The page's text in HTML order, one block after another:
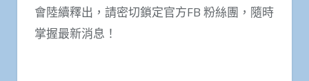
會陸續釋出，請密切鎖定官方FB 粉絲團，隨時
掌握最新消息！